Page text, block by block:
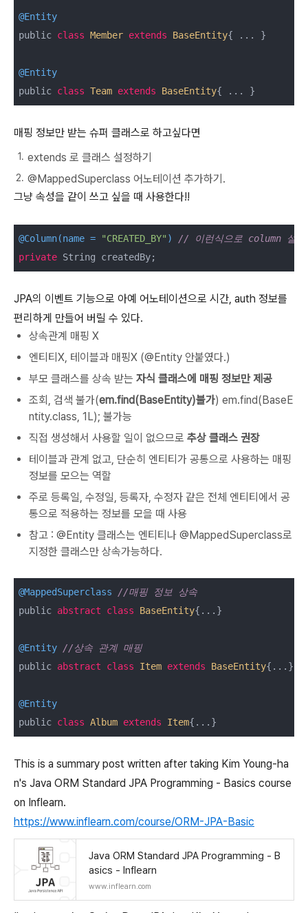
@Entity
public class Member extends BaseEntity{ ... }
@Entity
public class Team extends BaseEntity{ ... }
매핑 정보만 받는 슈퍼 클래스로 하고싶다면
extends 로 클래스 설정하기
@MappedSuperclass 어노테이션 추가하기.
그냥 속성을 같이 쓰고 싶을 때 사용한다!!
@Column(name = "CREATED_BY" )
// 이런식으로 column 설정
private
JPA의 이벤트 기능으로 아예 어노테이션으로 시간, auth 정보를
편리하게 만들어 버릴 수 있다.
상속관계 매핑 X
엔티티X, 테이블과 매핑X (@Entity 안붙였다.)
부모 클래스를 상속 받는 자식 클래스에 매핑 정보만 제공
조회, 검색 불가(em.find(BaseEntity)불가) em.find(BaseE
ntity.class, 1L); 불가능
직접 생성해서 사용할 일이 없으므로 추상 클래스 권장
테이블과 관계 없고, 단순히 엔티티가 공통으로 사용하는 매핑
정보를 모으는 역할
주로 등록일, 수정일, 등록자, 수정자 같은 전체 엔티티에서 공
통으로 적용하는 정보를 모을 때 사용
참고 : @Entity 클래스는 엔티티나 @MappedSuperclass로
지정한 클래스만 상속가능하다.
@MappedSuperclass
//매핑 정보 상속
public abstract class BaseEntity{...}
@Entity //상속 관계 매핑
public abstract class Item extends BaseEntity{...}
@Entity
public class Album extends Item
This is a summary post written after taking Kim Young-ha
n's Java ORM Standard JPA Programming - Basics course
on Inflearn.
https://www.inflearn.com/course/ORM-JPA-Basic
Java ORM Standard JPA Programming - B
asics - Inflearn
www.inflearn.com